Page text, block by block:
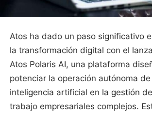
Atos ha dado un paso significativo
la transformación digital con el
Atos Polaris AI, una plataforma
potenciar la operación autónoma
inteligencia artificial en la gestión
trabajo empresariales complejos.